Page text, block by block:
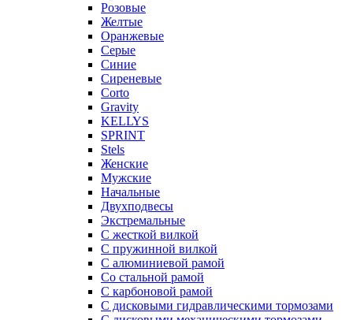
Розовые
Желтые
Оранжевые
Серые
Синие
Сиреневые
Corto
Gravity
KELLYS
SPRINT
Stels
Женские
Мужские
Начальные
Двухподвесы
Экстремальные
С жесткой вилкой
С пружинной вилкой
С алюминиевой рамой
Со стальной рамой
С карбоновой рамой
С дисковыми гидравлическими тормозами